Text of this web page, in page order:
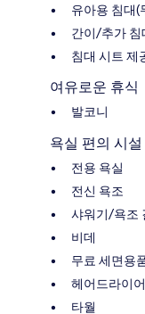
유아용 침대(
간이/추가 침
침대 시트 제
여유로운 휴식
발코니
욕실 편의 시설
전용 욕실
전신 욕조
샤워기/욕조
비데
무료 세면용
헤어드라이어
타월